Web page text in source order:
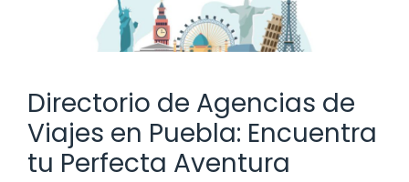
Directorio de Agencias de
Viajes en Puebla: Encuentra
tu Perfecta Aventura